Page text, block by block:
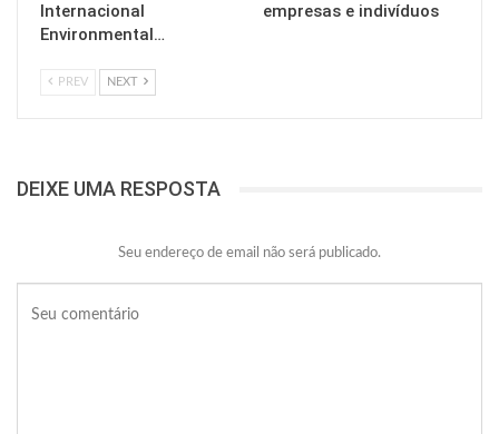
Internacional
Environmental…
empresas e indivíduos
PREV NEXT
DEIXE UMA RESPOSTA
Seu endereço de email não será publicado.